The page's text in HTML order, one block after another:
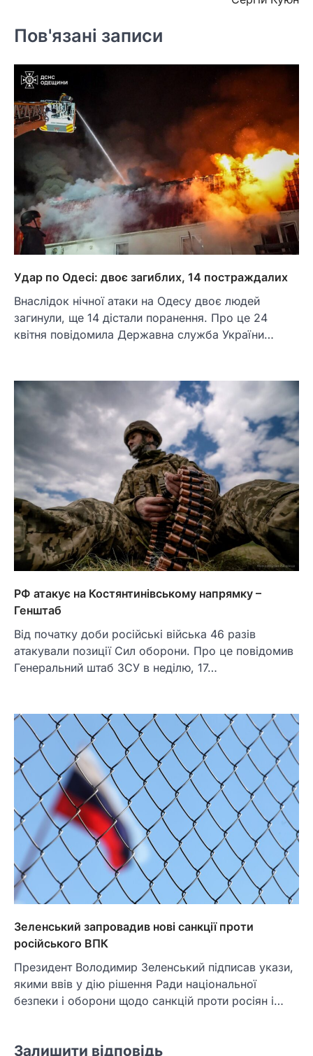
Пов'язані записи
Удар по Одесі: двоє загиблих, 14 постраждалих
Внаслідок нічної атаки на Одесу двоє людей
загинули, ще 14 дістали поранення. Про це 24
квітня повідомила Державна служба України…
РФ атакує на Костянтинівському напрямку –
Генштаб
Від початку доби російські війська 46 разів
атакували позиції Сил оборони. Про це повідомив
Генеральний штаб ЗСУ в неділю, 17…
Зеленський запровадив нові санкції проти
російського ВПК
Президент Володимир Зеленський підписав укази,
якими ввів у дію рішення Ради національної
безпеки і оборони щодо санкцій проти росіян і…
Залишити відповідь